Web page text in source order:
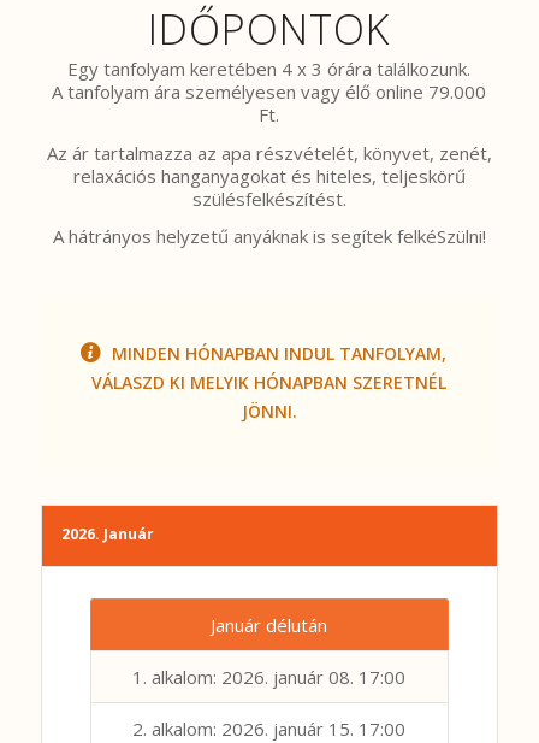
IDŐPONTOK
Egy tanfolyam keretében 4 x 3 órára találkozunk.
A tanfolyam ára személyesen vagy élő online 79.000
Ft.
Az ár tartalmazza az apa részvételét, könyvet, zenét,
relaxációs hanganyagokat és hiteles, teljeskörű
szülésfelkészítést.
A hátrányos helyzetű anyáknak is segítek felkéSzülni!
MINDEN HÓNAPBAN INDUL TANFOLYAM,
VÁLASZD KI MELYIK HÓNAPBAN SZERETNÉL
JÖNNI.
2026. Január
Január délután
1. alkalom: 2026. január 08. 17:00
2. alkalom: 2026. január 15. 17:00